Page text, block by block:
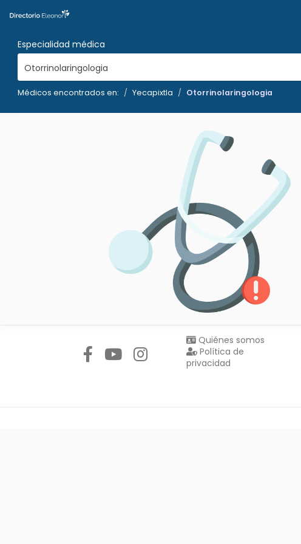
Especialidad médica
Otorrinolaringologia
Médicos encontrados en: Yecapixtla Otorrinolaringologia
Quiénes somos
Política de
privacidad